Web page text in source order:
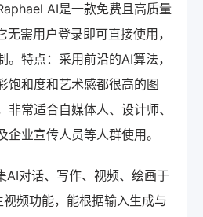
AI是一款免费且高质量
需用户登录即可直接使用，
。特点：采用前沿的AI算法，
饱和度和艺术感都很高的图
非常适合自媒体人、设计师、
企业宣传人员等人群使用。
AI对话、写作、视频、绘画于
频功能，能根据输入生成与